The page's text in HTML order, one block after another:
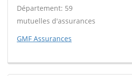
Département: 59
mutuelles d'assurances
GMF Assurances